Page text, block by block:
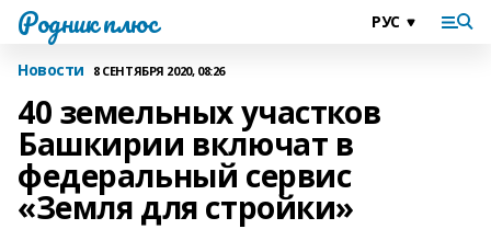
Родник плюс
Новости 8 СЕНТЯБРЯ 2020, 08:26
40 земельных участков
Башкирии включат в
федеральный сервис
«Земля для стройки»